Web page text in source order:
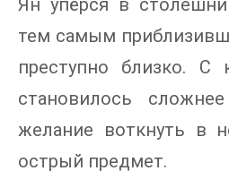
тем самым
преступно близко. С
становилось
желание воткнуть в
острый предмет.